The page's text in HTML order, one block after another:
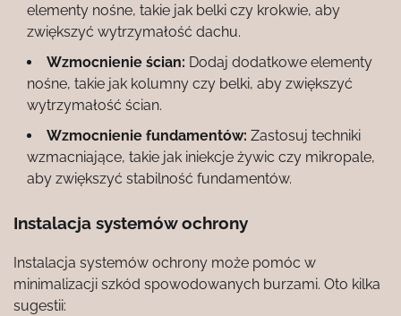
elementy nośne, takie jak belki czy krokwie, aby
zwiększyć wytrzymałość dachu.
Wzmocnienie ścian: Dodaj dodatkowe elementy
nośne, takie jak kolumny czy belki, aby zwiększyć
wytrzymałość ścian.
Wzmocnienie fundamentów: Zastosuj techniki
wzmacniające, takie jak iniekcje żywic czy mikropale,
aby zwiększyć stabilność fundamentów.
Instalacja systemów ochrony
Instalacja systemów ochrony może pomóc w
minimalizacji szkód spowodowanych burzami. Oto kilka
sugestii: